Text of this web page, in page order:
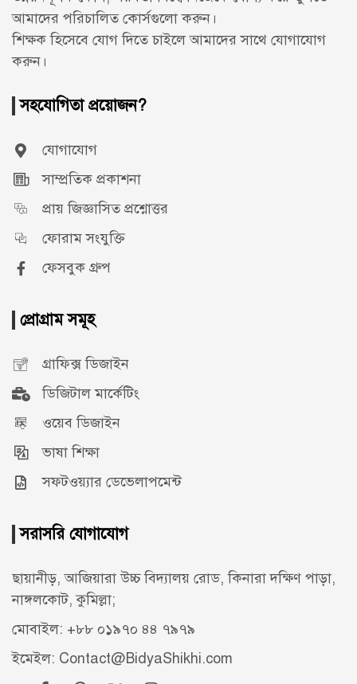
আমাদের পরিচালিত কোর্সগুলো করুন।
শিক্ষক হিসেবে যোগ দিতে চাইলে আমাদের সাথে যোগাযোগ
করুন।
সহযোগিতা প্রয়োজন?
যোগাযোগ
সাম্প্রতিক প্রকাশনা
প্রায় জিজ্ঞাসিত প্রশ্নোত্তর
ফোরাম সংযুক্তি
ফেসবুক গ্রুপ
প্রোগ্রাম সমূহ
গ্রাফিক্স ডিজাইন
ডিজিটাল মার্কেটিং
ওয়েব ডিজাইন
ভাষা শিক্ষা
সফটওয়্যার ডেভেলাপমেন্ট
সরাসরি যোগাযোগ
ছায়ানীড়, আজিয়ারা উচ্চ বিদ্যালয় রোড, কিনারা দক্ষিণ পাড়া,
নাঙ্গলকোট, কুমিল্লা;
মোবাইল: +৮৮ ০১৯৭০ ৪৪ ৭৯৭৯
ইমেইল: Contact@BidyaShikhi.com